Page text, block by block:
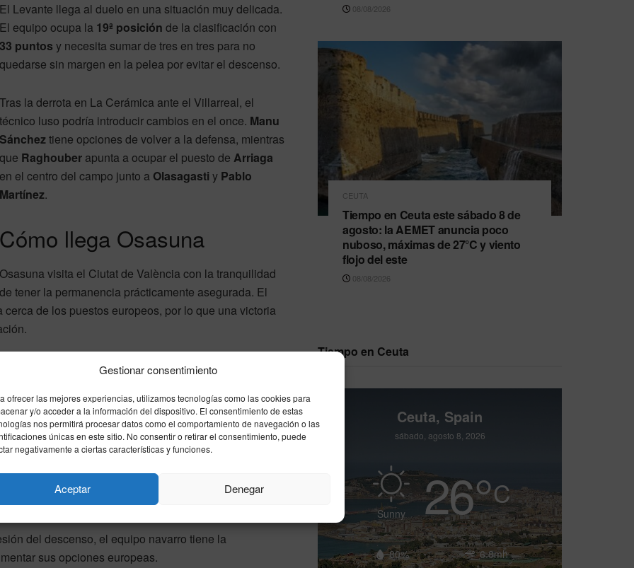
Gestionar consentimiento
ofrecer las mejores experiencias, utilizamos tecnologías como las cookies para
y/o acceder a la información del dispositivo. El consentimiento de estas
nos permitirá procesar datos como el comportamiento de navegación o las
únicas en este sitio. No consentir o retirar el consentimiento, puede
negativamente a ciertas características y funciones.
Aceptar Denegar
El Levante llega al duelo en una situación muy delicada.
El equipo ocupa la 19ª posición de la clasificación con
33 puntos y necesita sumar de tres en tres para no
quedarse sin margen en la pelea por evitar el descenso.
Tras la derrota en La Cerámica ante el Villarreal, el
técnico luso podría introducir cambios en el once. Manu
Sáncheztiene opciones de volver a la defensa, mientras
que Raghouber apunta a ocupar el puesto de Arriaga
en el centro del campo junto a Olasagasti y Pablo
Martínez.
Cómo llega Osasuna
Osasuna visita el Ciutat de València con la tranquilidad
de tener la permanencia prácticamente asegurada. El
cerca de los puestos europeos, por lo que una victoria
pero con buenas sensaciones competitivas y
siendo
muy distintas
Cualquier tropiezo puede dejarle en una
de la temporada.
del descenso, el equipo navarro tiene la
sus opciones europeas.
08/08/2026
CEUTA
Tiempo en Ceuta este sábado 8 de
agosto: la AEMET anuncia poco
nuboso, máximas de 27°C y viento
flojo del este
08/08/2026
Tiempo en Ceuta
Ceuta, Spain
sábado, agosto 8, 2026
Sunny 26°C
80% 6.8mh